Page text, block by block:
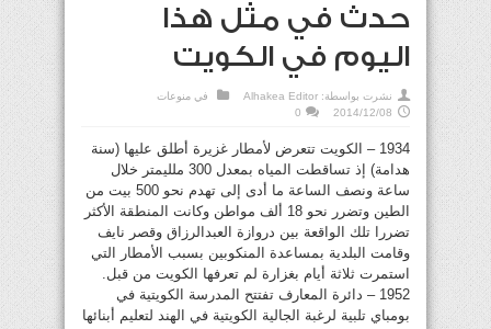
حدث في مثل هذا
اليوم في الكويت
نشرت بواسطة: Alhakea Editor في منوعات
2014/12/08
0
1934 – الكويت تتعرض لأمطار غزيرة أطلق عليها (سنة
هدامة) إذ تساقطت المياه بمعدل 300 ملليمتر خلال
ساعة ونصف الساعة ما أدى إلى تهدم نحو 500 بيت من
الطين وتضرر نحو 18 ألف مواطن وكانت المنطقة الأكثر
تضررا تلك الواقعة بين دروازة العبدالرزاق وقصر نايف
وقامت البلدية بمساعدة المنكوبين بسبب الأمطار التي
استمرت ثلاثة أيام بغزارة لم تعرفها الكويت من قبل.
1952 – دائرة المعارف تفتتح المدرسة الكويتية في
بومباي تلبية لرغبة الجالية الكويتية في الهند لتعليم أبنائها